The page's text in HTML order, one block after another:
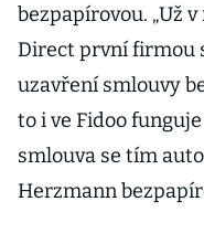
bezpapírovou. „Už
Direct první firmou
uzavření smlouvy
to i ve Fidoo
smlouva se tím
Herzmann